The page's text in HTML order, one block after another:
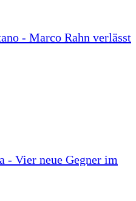
- Marco Rahn verlässt
- Vier neue Gegner im